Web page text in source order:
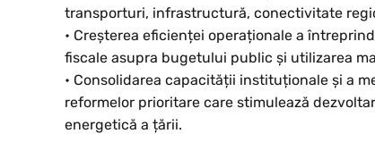
transporturi, infrastructură, conectivitate
• Creșterea eficienței operaționale a
fiscale asupra bugetului public și utilizarea
• Consolidarea capacității instituționale și a
reformelor prioritare care stimulează
energetică a țării.